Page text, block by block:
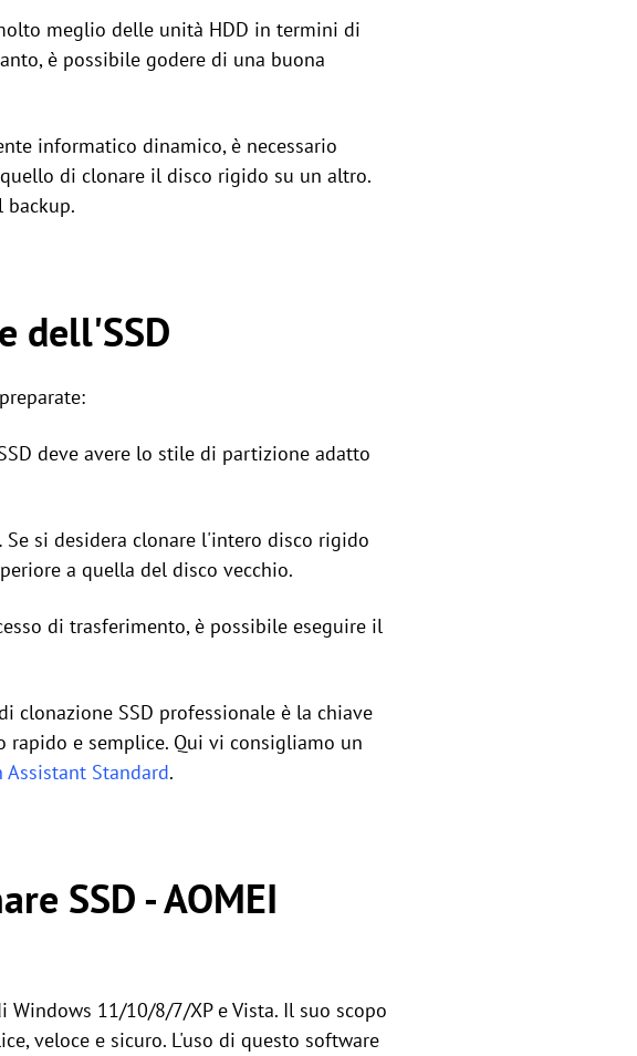
meglio delle unità HDD in termini di
è possibile godere di una buona
informatico dinamico, è necessario
di clonare il disco rigido su un altro.
dell'SSD
deve avere lo stile di partizione adatto
Se si desidera clonare l'intero disco rigido
a quella del disco vecchio.
di trasferimento, è possibile eseguire il
clonazione SSD professionale è la chiave
rapido e semplice. Qui vi consigliamo un
Assistant Standard.
SSD - AOMEI
11/10/8/7/XP e Vista. Il suo scopo
veloce e sicuro. L'uso di questo software